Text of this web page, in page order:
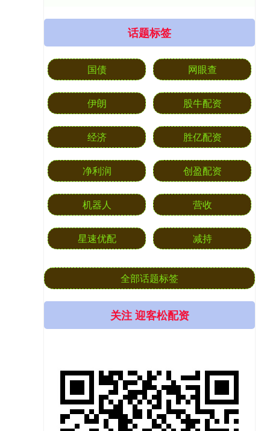
话题标签
国债 网眼查
伊朗 股牛配资
经济 胜亿配资
净利润 创盈配资
机器人 营收
星速优配 减持
全部话题标签
关注 迎客松配资